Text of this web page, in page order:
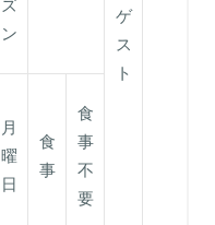
ズ
ン
ゲ
ス
ト
月
曜
日
食
事
食
事
不
要